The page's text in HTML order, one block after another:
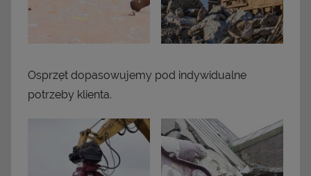
Osprzęt dopasowujemy pod indywidualne
potrzeby klienta.